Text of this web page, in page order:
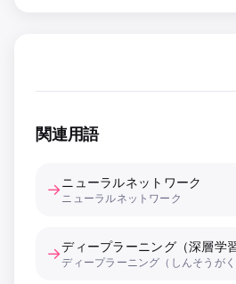
関連用語
→ニューラルネットワーク
ニューラルネットワーク
→ディープラーニング（深層学習
ディープラーニング（しんそうがく